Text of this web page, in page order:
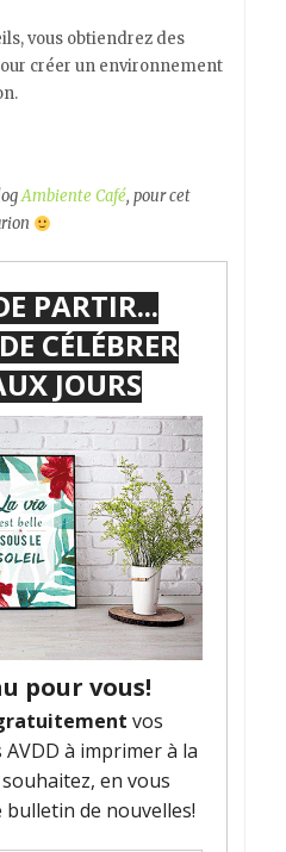
vous obtiendrez des
créer un environnement
Ambiente Café, pour cet